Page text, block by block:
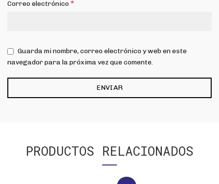
Correo electrónico*
Guarda mi nombre, correo electrónico y web en este
navegador para la próxima vez que comente.
PRODUCTOS RELACIONADOS